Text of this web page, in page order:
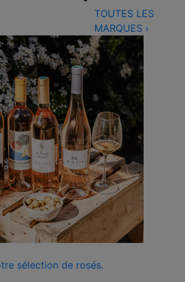
TOUTES LES
MARQUES ›
sélection de rosés.